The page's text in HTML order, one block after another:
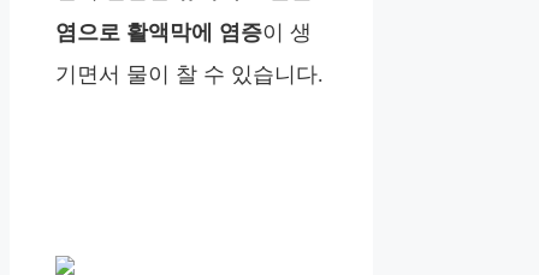
염으로 활액막에 염증이 생
기면서 물이 찰 수 있습니다.